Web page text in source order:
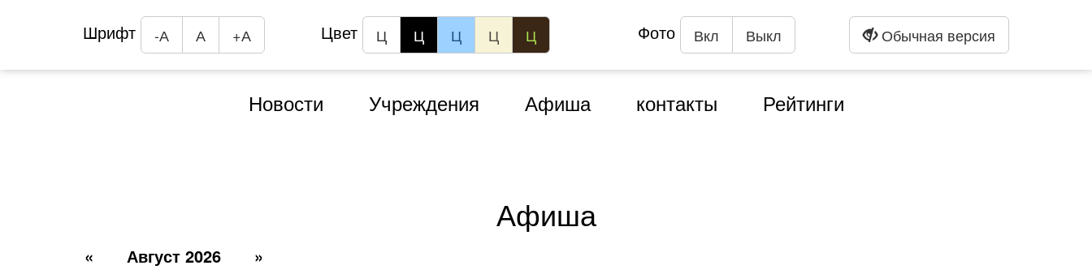
Шрифт -А А +А Цвет Ц Ц Ц Ц Ц Фото Вкл Выкл Обычная версия
Новости Учреждения Афиша контакты Рейтинги
Афиша
« Август 2026
»